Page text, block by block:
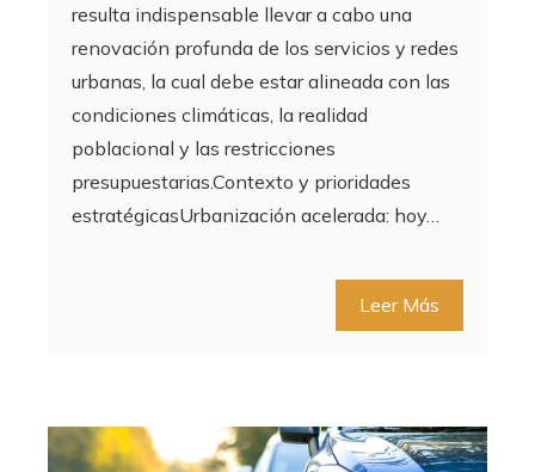
resulta indispensable llevar a cabo una
renovación profunda de los servicios y redes
urbanas, la cual debe estar alineada con las
condiciones climáticas, la realidad
poblacional y las restricciones
presupuestarias.Contexto y prioridades
estratégicasUrbanización acelerada: hoy…
Leer Más